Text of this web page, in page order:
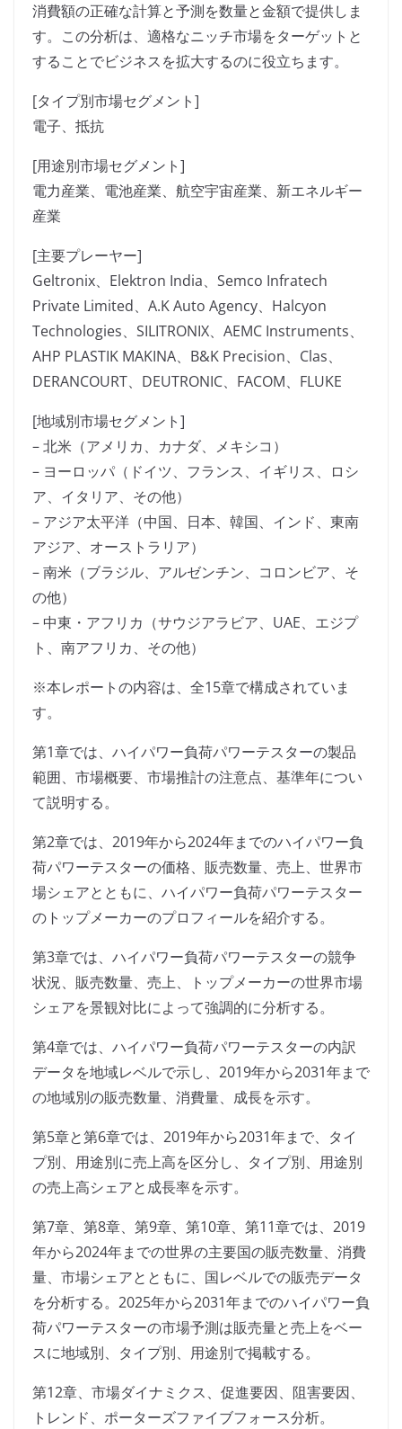
消費額の正確な計算と予測を数量と金額で提供しま
す。この分析は、適格なニッチ市場をターゲットと
することでビジネスを拡大するのに役立ちます。
[タイプ別市場セグメント]
電子、抵抗
[用途別市場セグメント]
電力産業、電池産業、航空宇宙産業、新エネルギー
産業
[主要プレーヤー]
Geltronix、Elektron India、Semco Infratech
Private Limited、A.K Auto Agency、Halcyon
Technologies、SILITRONIX、AEMC Instruments、
AHP PLASTIK MAKINA、B&K Precision、Clas、
DERANCOURT、DEUTRONIC、FACOM、FLUKE
[地域別市場セグメント]
– 北米（アメリカ、カナダ、メキシコ）
– ヨーロッパ（ドイツ、フランス、イギリス、ロシ
ア、イタリア、その他）
– アジア太平洋（中国、日本、韓国、インド、東南
アジア、オーストラリア）
– 南米（ブラジル、アルゼンチン、コロンビア、そ
の他）
– 中東・アフリカ（サウジアラビア、UAE、エジプ
ト、南アフリカ、その他）
※本レポートの内容は、全15章で構成されていま
す。
第1章では、ハイパワー負荷パワーテスターの製品
範囲、市場概要、市場推計の注意点、基準年につい
て説明する。
第2章では、2019年から2024年までのハイパワー負
荷パワーテスターの価格、販売数量、売上、世界市
場シェアとともに、ハイパワー負荷パワーテスター
のトップメーカーのプロフィールを紹介する。
第3章では、ハイパワー負荷パワーテスターの競争
状況、販売数量、売上、トップメーカーの世界市場
シェアを景観対比によって強調的に分析する。
第4章では、ハイパワー負荷パワーテスターの内訳
データを地域レベルで示し、2019年から2031年まで
の地域別の販売数量、消費量、成長を示す。
第5章と第6章では、2019年から2031年まで、タイ
プ別、用途別に売上高を区分し、タイプ別、用途別
の売上高シェアと成長率を示す。
第7章、第8章、第9章、第10章、第11章では、2019
年から2024年までの世界の主要国の販売数量、消費
量、市場シェアとともに、国レベルでの販売データ
を分析する。2025年から2031年までのハイパワー負
荷パワーテスターの市場予測は販売量と売上をベー
スに地域別、タイプ別、用途別で掲載する。
第12章、市場ダイナミクス、促進要因、阻害要因、
トレンド、ポーターズファイブフォース分析。